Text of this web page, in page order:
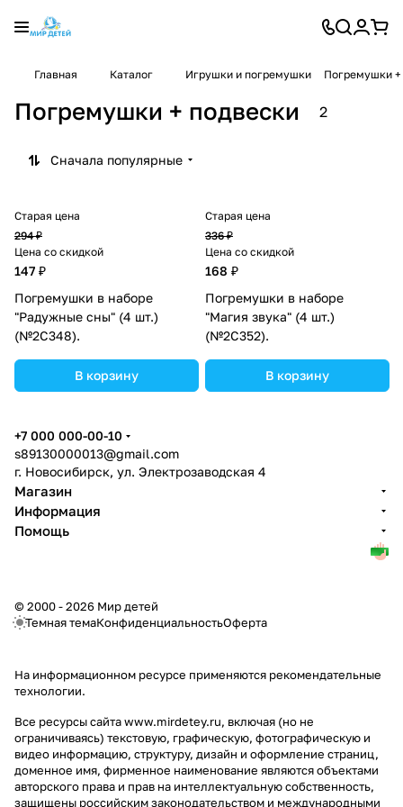
Главная Каталог Игрушки и погремушки Погремушки +
Погремушки + подвески 2
Сначала популярные
Старая цена
294 ₽
Цена со скидкой
147 ₽
Погремушки в наборе
"Радужные сны" (4 шт.)
(№2С348).
В корзину
Старая цена
336 ₽
Цена со скидкой
168 ₽
Погремушки в наборе
"Магия звука" (4 шт.)
(№2С352).
В корзину
+7 000 000-00-10
s89130000013@gmail.com
г. Новосибирск, ул. Электрозаводская 4
Магазин
Информация
Помощь
© 2000 - 2026 Мир детей
Темная темаКонфиденциальностьОферта
На информационном ресурсе применяются рекомендательные
технологии.
Все ресурсы сайта www.mirdetey.ru, включая (но не
ограничиваясь) текстовую, графическую, фотографическую и
видео информацию, структуру, дизайн и оформление страниц,
доменное имя, фирменное наименование являются объектами
авторского права и прав на интеллектуальную собственность,
защищены российским законодательством и международными